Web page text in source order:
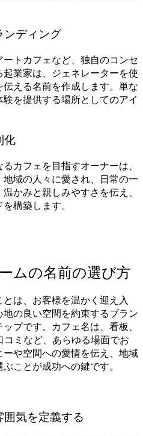
ンディング
トカフェなど、独自のコンセ
業家は、ジェネレーターを使
える名前を作成します。単な
を提供する場所としてのアイ
化
カフェを目指すオーナーは、
域の人々に愛され、日常の一
かみと親しみやすさを伝え、
構築します。
ムの名前の選び方
は、お客様を温かく迎え入
の良い空間を約束するブラン
プです。カフェ名は、看板、
ミなど、あらゆる場面でお
や空間への愛情を伝え、地域
ことが成功への鍵です。
気を定義する